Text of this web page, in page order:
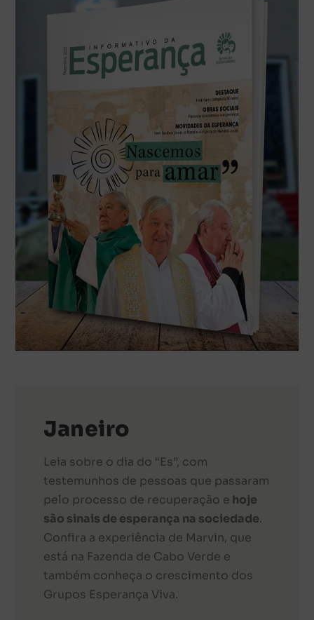
Janeiro
Leia sobre o dia do “Es”, com
testemunhos de pessoas que passaram
pelo processo de recuperação e hoje
são sinais de esperança na sociedade.
Confira a experiência de Marvin, que
está na Fazenda de Cabo Verde e
também conheça o crescimento dos
Grupos Esperança Viva.